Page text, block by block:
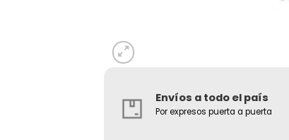
Envíos a todo el país
Por expresos puerta a puerta